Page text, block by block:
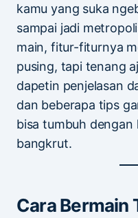
kamu yang suka
sampai jadi
main, fitur-fiturnya
pusing, tapi tenang
dapetin penjelasan
dan beberapa tips
bisa tumbuh
bangkrut.
Cara Bermain